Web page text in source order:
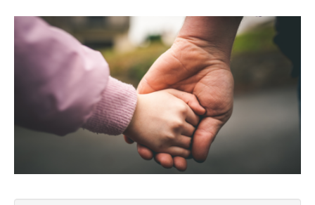
ブログ
協会について